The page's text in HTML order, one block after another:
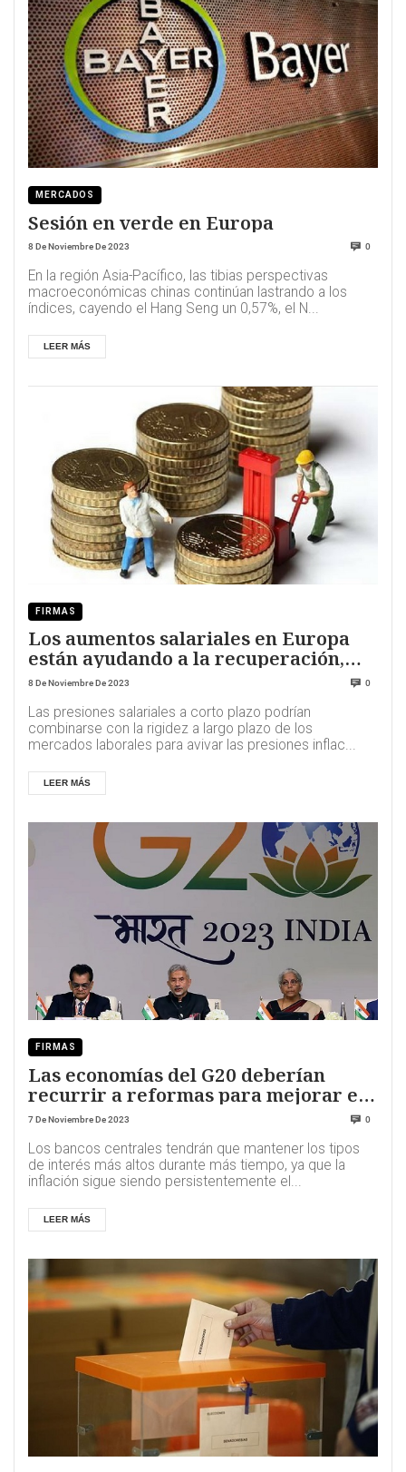
MERCADOS
Sesión en verde en Europa
8 De Noviembre De 2023 0
En la región Asia-Pacífico, las tibias perspectivas
macroeconómicas chinas continúan lastrando a los
índices, cayendo el Hang Seng un 0,57%, el N...
LEER MÁS
FIRMAS
Los aumentos salariales en Europa
están ayudando a la recuperación,
pero las economías se enfrentan a
8 De Noviembre De 2023 0
Las presiones salariales a corto plazo podrían
combinarse con la rigidez a largo plazo de los
mercados laborales para avivar las presiones inflac...
LEER MÁS
FIRMAS
Las economías del G20 deberían
recurrir a reformas para mejorar el
crecimiento
7 De Noviembre De 2023 0
Los bancos centrales tendrán que mantener los tipos
de interés más altos durante más tiempo, ya que la
inflación sigue siendo persistentemente el...
LEER MÁS